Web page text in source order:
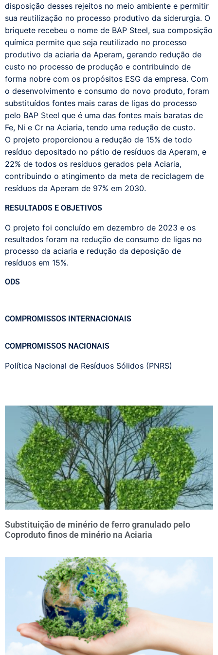
disposição desses rejeitos no meio ambiente e permitir
sua reutilização no processo produtivo da siderurgia. O
briquete recebeu o nome de BAP Steel, sua composição
química permite que seja reutilizado no processo
produtivo da aciaria da Aperam, gerando redução de
custo no processo de produção e contribuindo de
forma nobre com os propósitos ESG da empresa. Com
o desenvolvimento e consumo do novo produto, foram
substituídos fontes mais caras de ligas do processo
pelo BAP Steel que é uma das fontes mais baratas de
Fe, Ni e Cr na Aciaria, tendo uma redução de custo.
O projeto proporcionou a redução de 15% de todo
resíduo depositado no pátio de resíduos da Aperam, e
22% de todos os resíduos gerados pela Aciaria,
contribuindo o atingimento da meta de reciclagem de
resíduos da Aperam de 97% em 2030.
RESULTADOS E OBJETIVOS
O projeto foi concluído em dezembro de 2023 e os
resultados foram na redução de consumo de ligas no
processo da aciaria e redução da deposição de
resíduos em 15%.
ODS
COMPROMISSOS INTERNACIONAIS
COMPROMISSOS NACIONAIS
Política Nacional de Resíduos Sólidos (PNRS)
Substituição de minério de ferro granulado pelo
Coproduto finos de minério na Aciaria